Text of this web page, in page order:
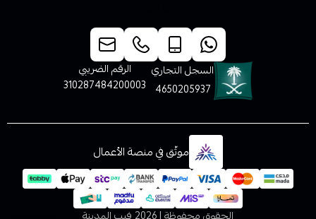
السجل التجاري
4650205937
الرقم الضريبي
310287484200003
موثّق في منصة الأعمال